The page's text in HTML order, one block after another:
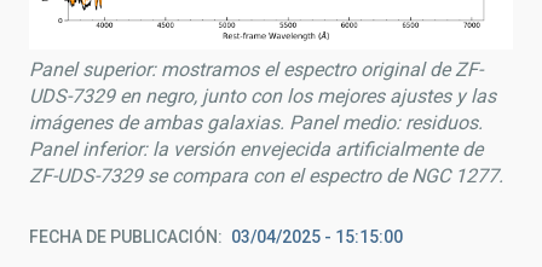
Panel superior: mostramos el espectro original de ZF-
UDS-7329 en negro, junto con los mejores ajustes y las
imágenes de ambas galaxias. Panel medio: residuos.
Panel inferior: la versión envejecida artificialmente de
ZF-UDS-7329 se compara con el espectro de NGC 1277.
FECHA DE PUBLICACIÓN 03/04/2025 - 15:15:00